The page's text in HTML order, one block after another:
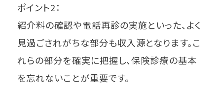
ポイント2：
紹介料の確認や電話再診の実施といった、よく
見過ごされがちな部分も収入源となります。こ
れらの部分を確実に把握し、保険診療の基本
を忘れないことが重要です。